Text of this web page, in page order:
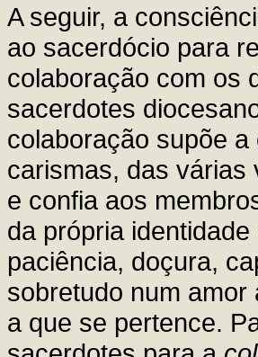
A seguir, a
ao sacerdócio para
colaboração com os
sacerdotes
colaboração supõe
carismas, das várias
e confia aos
da própria
paciência, doçura,
sobretudo num
a que se pertence.